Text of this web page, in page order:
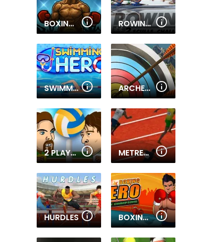
BOXING STARS ROWING 2 SCULLS
SWIMMING HERO ARCHERY TRAINING
2 PLAYER HEAD VOLLEYBALL METRES GAME
HURDLES BOXING HERO: PUNCH CHAMPIONS